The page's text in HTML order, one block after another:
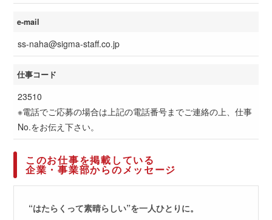
e-mail
ss-naha@sigma-staff.co.jp
仕事コード
23510
※電話でご応募の場合は上記の電話番号までご連絡の上、仕事
No.をお伝え下さい。
このお仕事を掲載している
企業・事業部からのメッセージ
“はたらくって素晴らしい”を一人ひとりに。